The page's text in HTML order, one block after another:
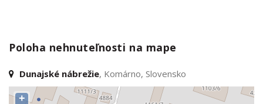
Poloha nehnuteľnosti na mape
Dunajské nábrežie, Komárno, Slovensko
+